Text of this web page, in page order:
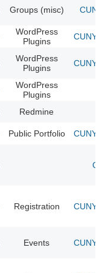
Groups (misc)
WordPress
Plugins
CUNY
WordPress
Plugins
CUNY
WordPress
Plugins
Redmine
Public Portfolio CUNY
Registration CUNY
Events CUNY